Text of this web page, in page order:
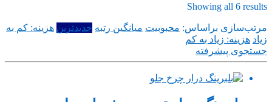
Showing all 6 results
latestمرتب‌سازی براساس: محبوبیت میانگین رتبه جدیدترین هزینه: کم به
زیاد هزینه: زیاد به کم
جستجوی پیشرفته